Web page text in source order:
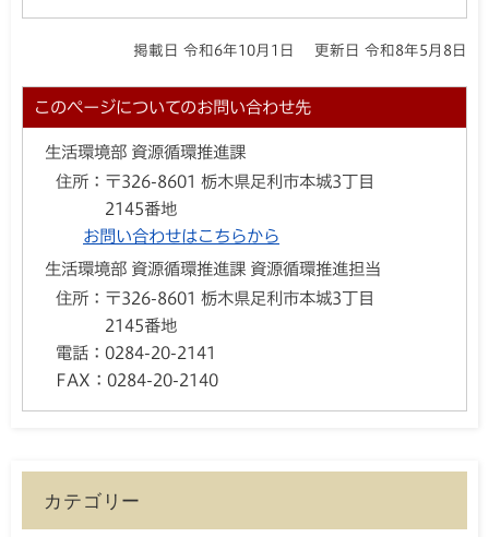
掲載日 令和6年10月1日 更新日 令和8年5月8日
このページについてのお問い合わせ先
生活環境部 資源循環推進課
住所： 〒326-8601 栃木県足利市本城3丁目
2145番地
お問い合わせはこちらから
生活環境部 資源循環推進課 資源循環推進担当
住所： 〒326-8601 栃木県足利市本城3丁目
2145番地
電話： 0284-20-2141
FAX： 0284-20-2140
カテゴリー